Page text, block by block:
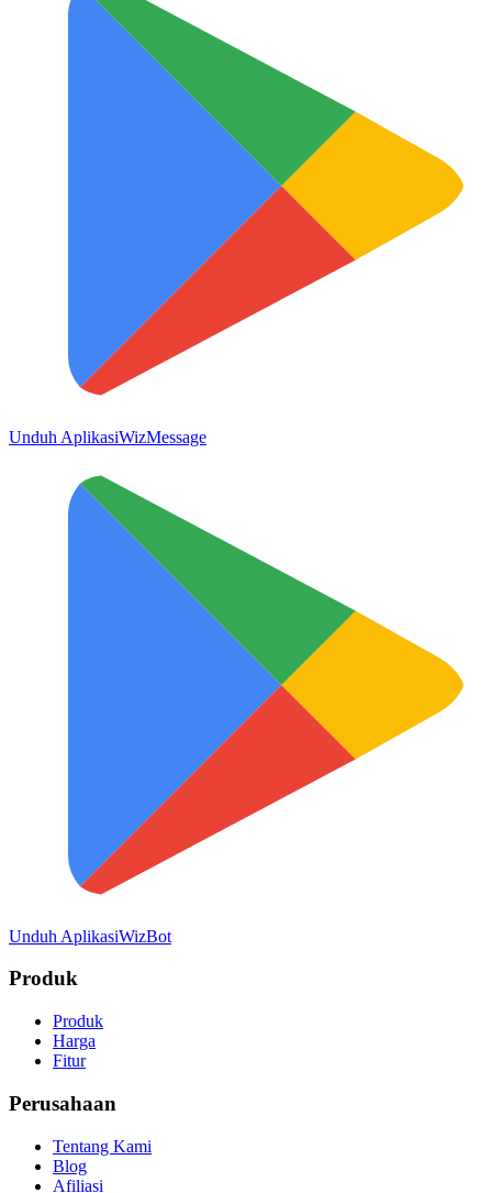
Unduh AplikasiWizMessage
Unduh AplikasiWizBot
Produk
Produk
Harga
Fitur
Perusahaan
Tentang Kami
Blog
Afiliasi